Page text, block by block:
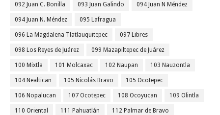
092 Juan C. Bonilla 093 Juan Galindo 094 Juan N Méndez
094 Juan N. Méndez 095 Lafragua
096 La Magdalena Tlatlauquitepec 097 Libres
098 Los Reyes de Juárez 099 Mazapiltepec de Juárez
100 Mixtla 101 Molcaxac 102 Naupan 103 Nauzontla
104 Nealtican 105 Nicolás Bravo 105 Ocotepec
106 Nopalucan 107 Ocotepec 108 Ocoyucan 109 Olintla
110 Oriental 111 Pahuatlán 112 Palmar de Bravo